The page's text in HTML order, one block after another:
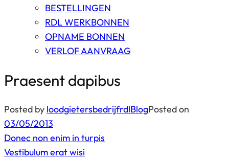
BESTELLINGEN
RDL WERKBONNEN
OPNAME BONNEN
VERLOF AANVRAAG
Praesent dapibus
Posted by loodgietersbedrijfrdlBlogPosted on
03/05/2013
Bericht
navigatie
Donec non enim in turpis
Vestibulum erat wisi